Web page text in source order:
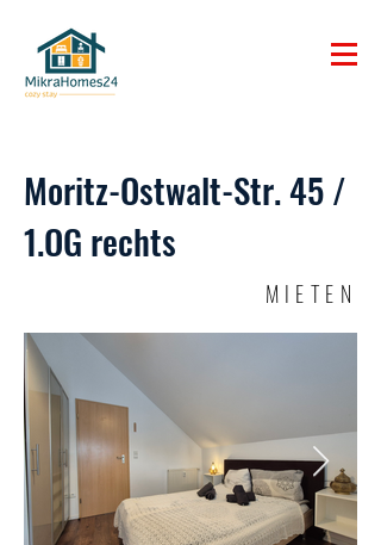
Moritz-Ostwalt-Str. 45 /
1.OG rechts
MIETEN